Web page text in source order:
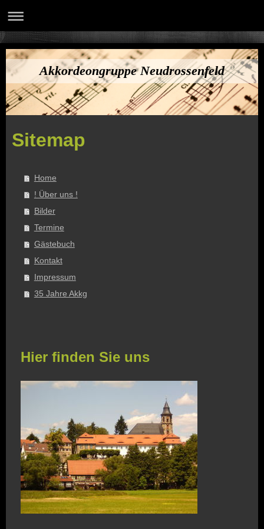
Akkordeongruppe Neudrossenfeld
Sitemap
Home
! Über uns !
Bilder
Termine
Gästebuch
Kontakt
Impressum
35 Jahre Akkg
Hier finden Sie uns